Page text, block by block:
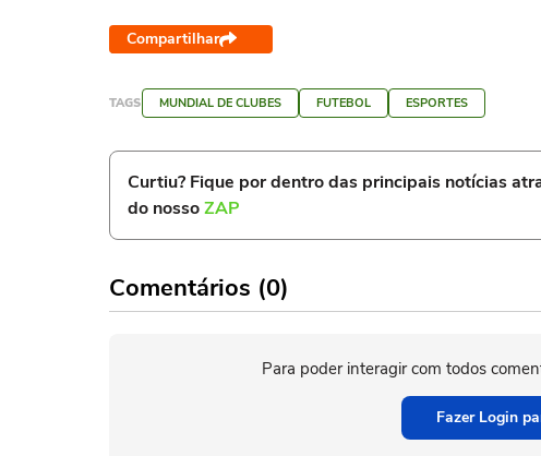
Compartilhar
TAGS MUNDIAL DE CLUBES FUTEBOL ESPORTES
Curtiu? Fique por dentro das principais notícias
do nossoZAP
Comentários (0)
Para poder interagir com todos
Fazer Login